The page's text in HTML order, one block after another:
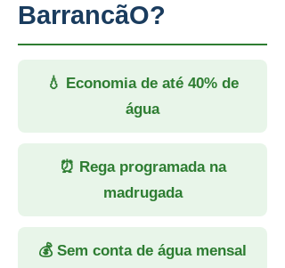
BarrancãO?
💧 Economia de até 40% de
água
⏰ Rega programada na
madrugada
💰 Sem conta de água mensal